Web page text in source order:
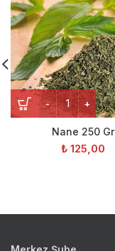
Nane 250 Gr
₺ 125,00